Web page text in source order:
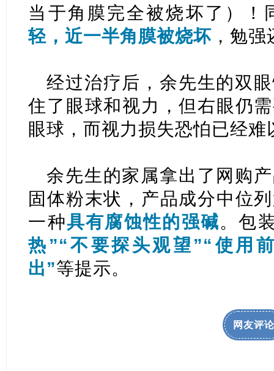
当于角膜完全被烧坏了）！
轻，近一半角膜被烧坏 ，勉
经过治疗后，余先生的双
住了眼球和视力，但右眼仍
眼球，而视力损失恐怕已经难
余先生的家属拿出了网购
固体粉末状，产品成分中位
一种具有腐蚀性的强碱。包
热”“不要探头观望”“使用
出”等提示。
网友评论